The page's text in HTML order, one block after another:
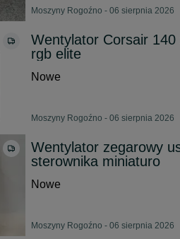
Moszyny Rogoźno - 06 sierpnia 2026
Wentylator Corsair
rgb elite
Nowe
Moszyny Rogoźno - 06 sierpnia 2026
Wentylator zegarowy
sterownika miniaturo
Nowe
Moszyny Rogoźno - 06 sierpnia 2026